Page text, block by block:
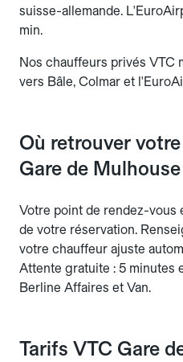
suisse-allemande.
min.
Nos chauffeurs privés VTC
vers Bâle, Colmar et
Où retrouver
Gare de
Votre point de rendez-vous
de votre réservation.
votre chauffeur ajuste
Attente gratuite : 5 minutes
Berline Affaires et Van.
Tarifs VTC Gare